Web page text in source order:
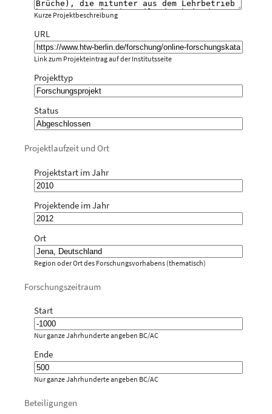
Kurze Projektbeschreibung
URL
Link zum Projekteintrag auf der Institutsseite
Projekttyp
Status
Projektlaufzeit und Ort
Projektstart im Jahr
Projektende im Jahr
Ort
Region oder Ort des Forschungsvorhabens (thematisch)
Forschungszeitraum
Start
Nur ganze Jahrhunderte angeben BC/AC
Ende
Nur ganze Jahrhunderte angeben BC/AC
Beteiligungen